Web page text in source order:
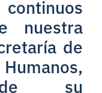
nuestra
de
de su